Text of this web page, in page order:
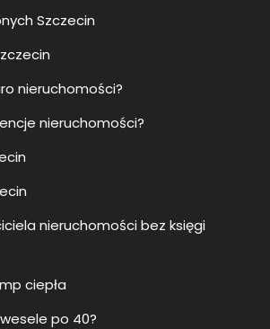
Szczecin
nieruchomości?
nieruchomości?
nieruchomości bez księgi
ciepła
po 40?